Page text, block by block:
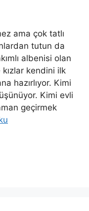
ama çok tatlı
tutun da
albenisi olan
kendini ilk
hazırlıyor. Kimi
Kimi evli
geçirmek